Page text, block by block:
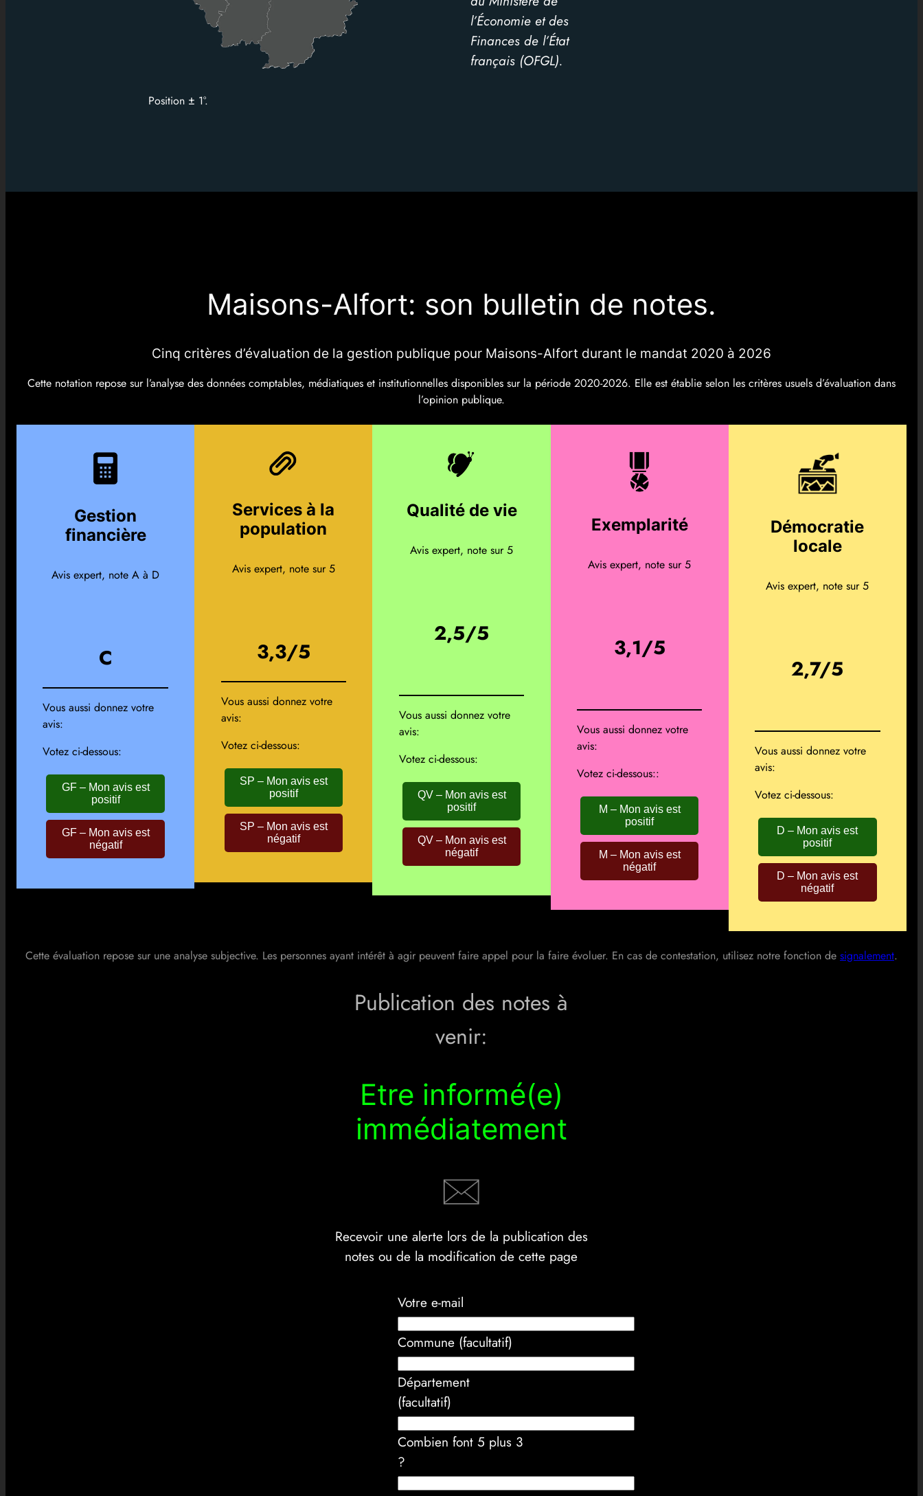
Position ± 1°.
l’Économie et des
Finances de l’État
français (OFGL).
Maisons-Alfort: son bulletin de notes.
Cinq critères d’évaluation de la gestion publique pour Maisons-Alfort durant le mandat 2020 à 2026
Cette notation repose sur l’analyse des données comptables, médiatiques et institutionnelles disponibles sur la période 2020-2026. Elle est établie selon les critères usuels d’évaluation dans
l’opinion publique.
Gestion
financière
Avis expert, note A à D
C
Vous aussi donnez votre
avis:
Votez ci-dessous:
GF – Mon avis est
positif
GF – Mon avis est
négatif
Services à la
population
Avis expert, note sur 5
3,3/5
Vous aussi donnez votre
avis:
Votez ci-dessous:
SP – Mon avis est
positif
SP – Mon avis est
négatif
Qualité de vie
Avis expert, note sur 5
2,5/5
Vous aussi donnez votre
avis:
Votez ci-dessous:
QV – Mon avis est
positif
QV – Mon avis est
négatif
Exemplarité
Avis expert, note sur 5
3,1/5
Vous aussi donnez votre
avis:
Votez ci-dessous::
M – Mon avis est
positif
M – Mon avis est
négatif
Démocratie
locale
Avis expert, note sur 5
2,7/5
Vous aussi donnez votre
avis:
Votez ci-dessous:
D – Mon avis est
positif
D – Mon avis est
négatif
Cette évaluation repose sur une analyse subjective. Les personnes ayant intérêt à agir peuvent faire appel pour la faire évoluer. En cas de contestation, utilisez notre fonction de signalement.
Publication des notes à
venir:
Etre informé(e)
immédiatement
Recevoir une alerte lors de la publication des
notes ou de la modification de cette page
Votre e-mail
Commune (facultatif)
Département
(facultatif)
Combien font 5 plus 3
?